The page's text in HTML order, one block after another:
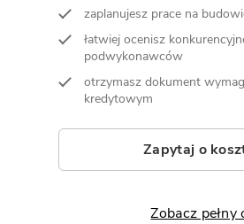
zaplanujesz prace na
łatwiej ocenisz
podwykonawców
otrzymasz dokument
kredytowym
Zapytaj o
Zobacz pełny